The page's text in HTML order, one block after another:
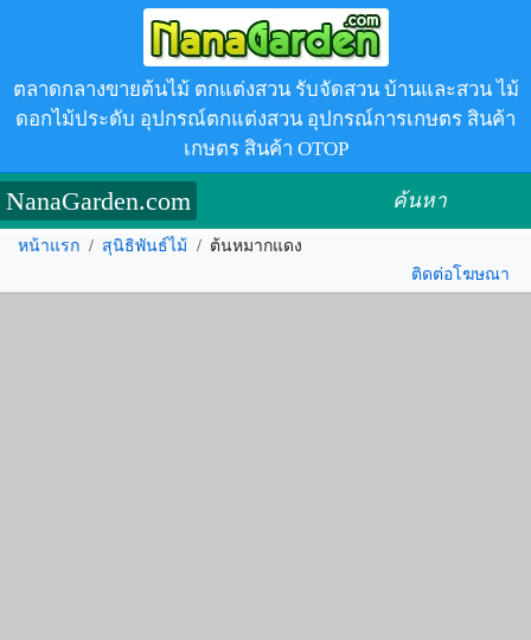
ตลาดกลางขายต้นไม้ ตกแต่งสวน รับจัดสวน บ้านและสวน ไม้
ดอกไม้ประดับ อุปกรณ์ตกแต่งสวน อุปกรณ์การเกษตร สินค้า
เกษตร สินค้า OTOP
NanaGarden.com ค้นหา
หน้าแรก / สุนิธิพันธ์ไม้ / ต้นหมากแดง
ติดต่อโฆษณา